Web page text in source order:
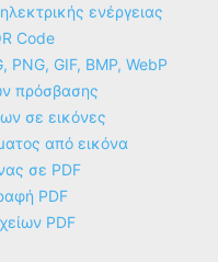
ενέργειας
Code
PNG, GIF, BMP, WebP
πρόσβασης
σε εικόνες
από εικόνα
σε PDF
PDF
PDF